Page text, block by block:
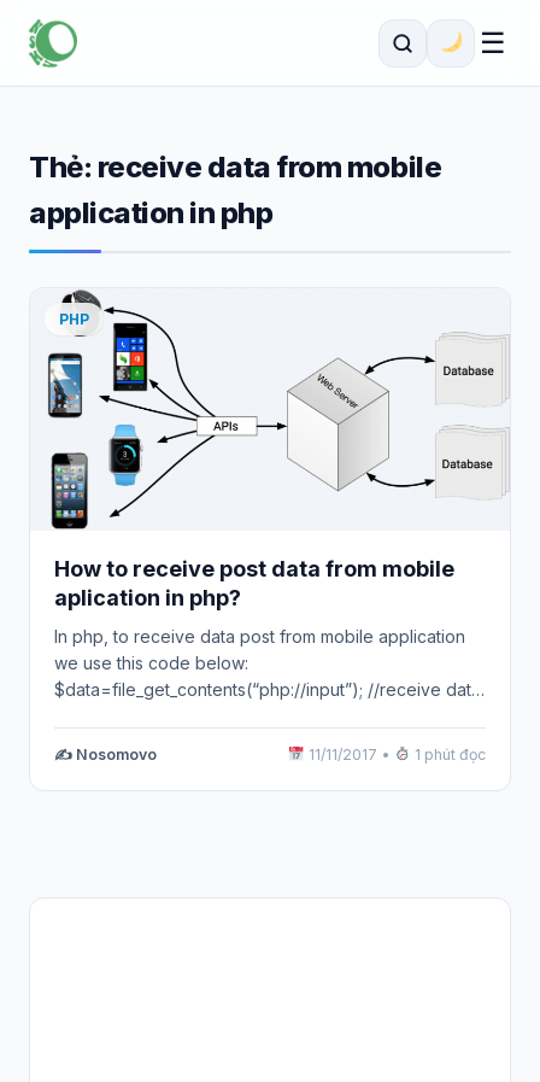
☰
Thẻ: receive data from mobile
application in php
PHP
How to receive post data from mobile
aplication in php?
In php, to receive data post from mobile application
we use this code below:
$data=file_get_contents(“php://input”); //receive data
✍️ Nosomovo 11/11/2017 • 1 phút đọc